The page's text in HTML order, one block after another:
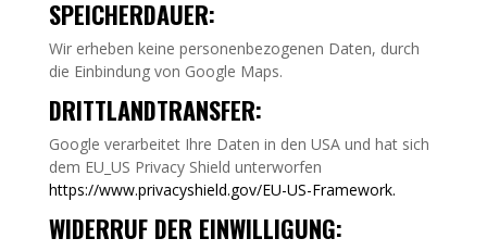
SPEICHERDAUER:
Wir erheben keine personenbezogenen Daten, durch
die Einbindung von Google Maps.
DRITTLANDTRANSFER:
Google verarbeitet Ihre Daten in den USA und hat sich
dem EU_US Privacy Shield unterworfen
https://www.privacyshield.gov/EU-US-Framework.
WIDERRUF DER EINWILLIGUNG: